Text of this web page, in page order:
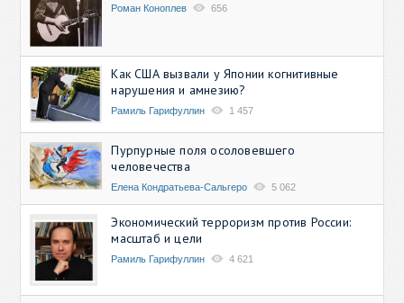
Роман Коноплев 656
Как США вызвали у Японии когнитивные
нарушения и амнезию?
Рамиль Гарифуллин 1 457
Пурпурные поля осоловевшего
человечества
Елена Кондратьева-Сальгеро 5 062
Экономический терроризм против России:
масштаб и цели
Рамиль Гарифуллин 4 621